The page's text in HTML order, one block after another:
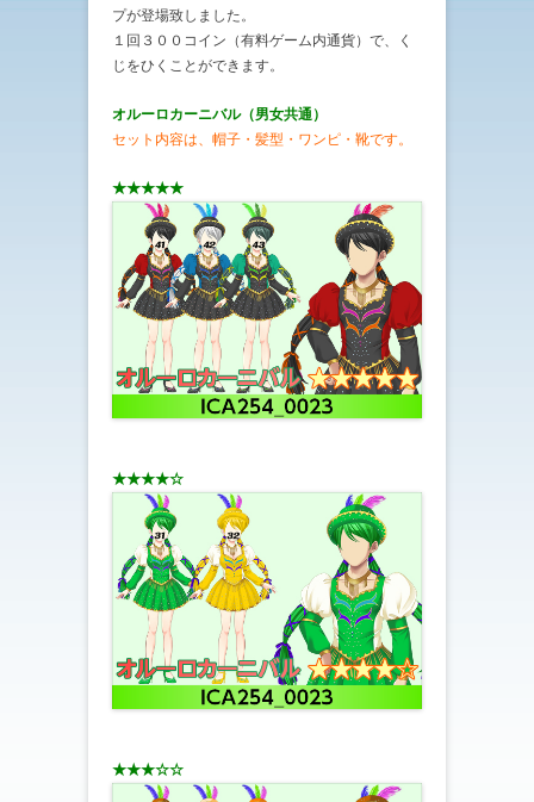
プが登場致しました。
１回３００コイン（有料ゲーム内通貨）で、く
じをひくことができます。
オルーロカーニバル（男女共通）
セット内容は、帽子・髪型・ワンピ・靴です。
★★★★★
★★★★☆
★★★☆☆